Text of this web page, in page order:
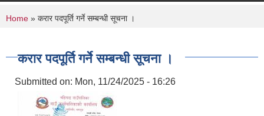
You are here
Home » करार पदपूर्ति गर्ने सम्बन्धी सूचना ।
करार पदपूर्ति गर्ने सम्बन्धी सूचना ।
Submitted on: Mon, 11/24/2025 - 16:26